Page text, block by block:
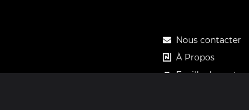
Nous contacter
À Propos
Feuille de route